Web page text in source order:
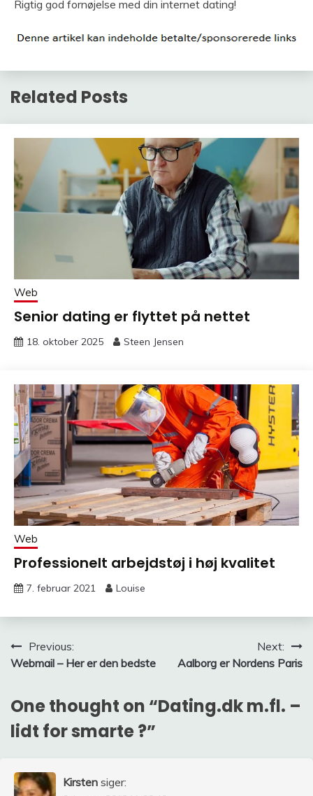
Rigtig god fornøjelse med din internet dating!
Related Posts
Web
Senior dating er flyttet på nettet
18. oktober 2025 Steen Jensen
Web
Professionelt arbejdstøj i høj kvalitet
7. februar 2021 Louise
Indlægsnavigation
Previous:
Webmail – Her er den bedste
Next:
Aalborg er Nordens Paris
One thought on “Dating.dk m.fl. –
lidt for smarte ?”
Kirsten siger: